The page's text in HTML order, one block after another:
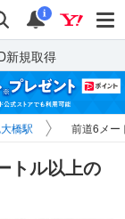
検索 通知
i
新規取得
橋駅 前道6メー
トル以上の